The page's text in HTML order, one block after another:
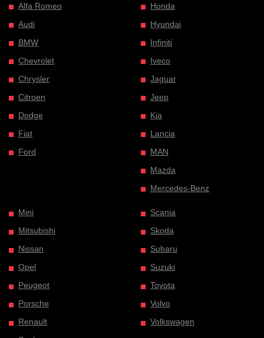
Alfa Romeo
Audi
BMW
Chevrolet
Chrysler
Citroen
Dodge
Fiat
Ford
Honda
Hyundai
Infiniti
Iveco
Jaguar
Jeep
Kia
Lancia
MAN
Mazda
Mercedes-Benz
Mini
Mitsubishi
Nissan
Opel
Peugeot
Porsche
Renault
Scania
Skoda
Subaru
Suzuki
Toyota
Volvo
Volkswagen